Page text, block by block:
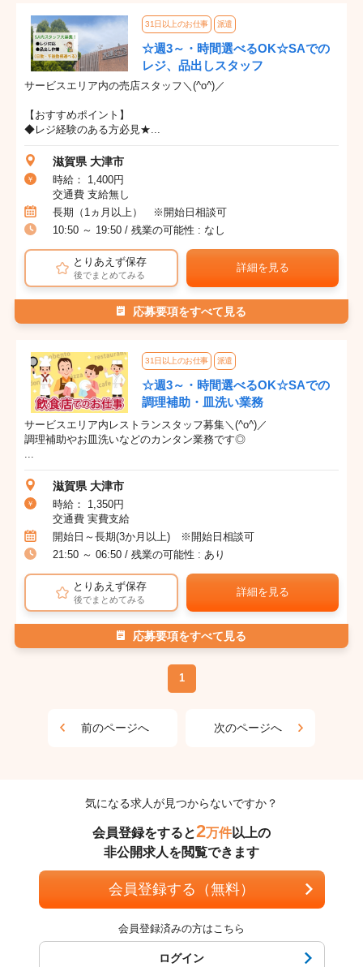
31日以上のお仕事 派遣
☆週3～・時間選べるOK☆SAでの
レジ、品出しスタッフ
サービスエリア内の売店スタッフ＼(^o^)／
【おすすめポイント】
◆レジ経験のある方必見★...
滋賀県 大津市
時給： 1,400円
交通費 支給無し
長期（1ヵ月以上） ※開始日相談可
10:50 ～ 19:50 / 残業の可能性 : なし
とりあえず保存
後でまとめてみる
詳細を見る
応募要項をすべて見る
31日以上のお仕事 派遣
☆週3～・時間選べるOK☆SAでの
調理補助・皿洗い業務
サービスエリア内レストランスタッフ募集＼(^o^)／
調理補助やお皿洗いなどのカンタン業務です◎
滋賀県 大津市
時給： 1,350円
交通費 実費支給
開始日～長期(3か月以上) ※開始日相談可
21:50 ～ 06:50 / 残業の可能性 : あり
とりあえず保存
後でまとめてみる
詳細を見る
応募要項をすべて見る
1
前のページへ 次のページへ
気になる求人が見つからないですか？
会員登録をすると2万件以上の
非公開求人を閲覧できます
会員登録する（無料）
会員登録済みの方はこちら
ログイン